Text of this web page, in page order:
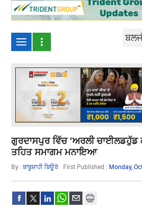
ਗੁਰਦਾਸਪੁਰ ਵਿੱਚ 'ਅਰਲੀ
ਤਹਿਤ ਸਮਾਗਮ ਮਨਾਇਆ
By :ਬਾਬੂਸ਼ਾਹੀ ਬਿਊਰੋ First Published : Monday,